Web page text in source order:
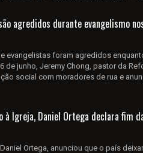
agredidos durante evangelismo
evangelistas foram agredidos
de junho, Jeremy Chong, pastor da
social com moradores de rua e
à Igreja, Daniel Ortega declara fim
Ortega, anunciou que o país